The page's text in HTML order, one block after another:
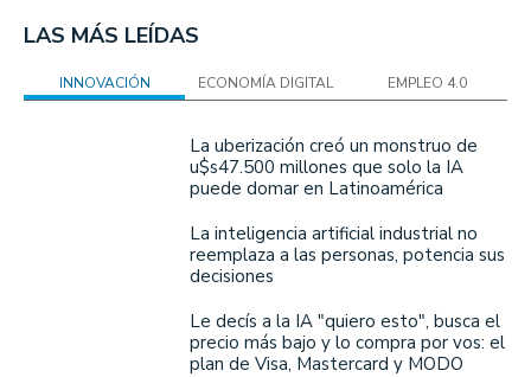
LAS MÁS LEÍDAS
INNOVACIÓN ECONOMÍA DIGITAL EMPLEO 4.0
La uberización creó un monstruo de
u$s47.500 millones que solo la IA
puede domar en Latinoamérica
La inteligencia artificial industrial no
reemplaza a las personas, potencia sus
decisiones
Le decís a la IA "quiero esto", busca el
precio más bajo y lo compra por vos: el
plan de Visa, Mastercard y MODO